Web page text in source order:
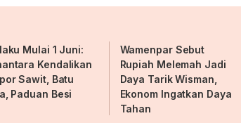
Mulai 1 Juni:
Kendalikan
Sawit, Batu
Paduan Besi
Wamenpar Sebut
Rupiah Melemah Jadi
Daya Tarik Wisman,
Ekonom Ingatkan Daya
Tahan